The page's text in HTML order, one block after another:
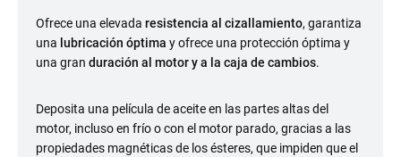
Ofrece una elevada resistencia al cizallamiento, garantiza
una lubricación óptima y ofrece una protección óptima y
una gran duración al motor y a la caja de cambios.
Deposita una película de aceite en las partes altas del
motor, incluso en frío o con el motor parado, gracias a las
propiedades magnéticas de los ésteres, que impiden que el